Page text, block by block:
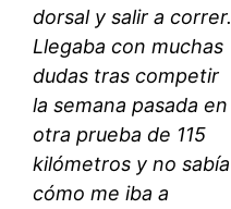
dorsal y salir a correr.
Llegaba con muchas
dudas tras competir
la semana pasada en
otra prueba de 115
kilómetros y no sabía
cómo me iba a